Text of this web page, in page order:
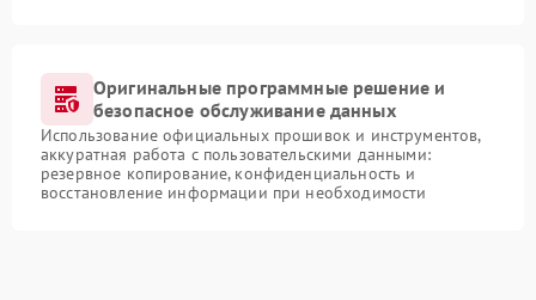
Оригинальные программные решение и
безопасное обслуживание данных
Использование официальных прошивок и инструментов,
аккуратная работа с пользовательскими данными:
резервное копирование, конфиденциальность и
восстановление информации при необходимости